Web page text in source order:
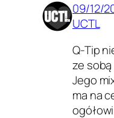
09/12/
UCTL
Q-Tip
ze
Jego
ma na